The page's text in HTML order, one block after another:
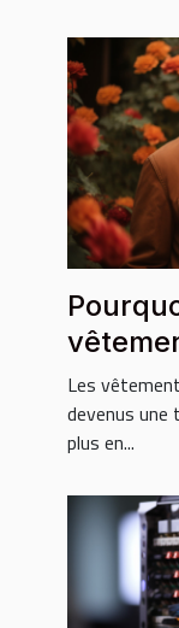
Les
devenus une
plus en...